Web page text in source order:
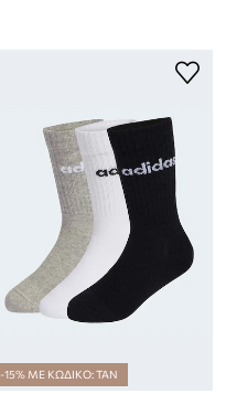
-15% ΜΕ ΚΩΔΙΚΟ: TAN